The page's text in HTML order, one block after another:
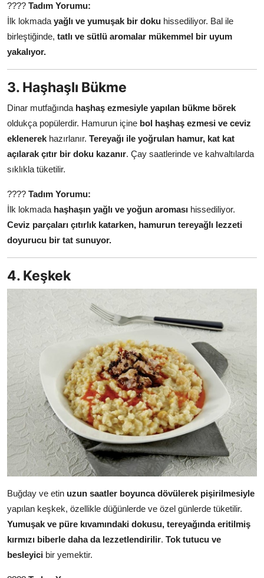
???? Tadım Yorumu:
İlk lokmada yağlı ve yumuşak bir doku hissediliyor. Bal ile
birleştiğinde, tatlı ve sütlü aromalar mükemmel bir uyum
yakalıyor.
3. Haşhaşlı Bükme
Dinar mutfağında haşhaş ezmesiyle yapılan bükme börek
oldukça popülerdir. Hamurun içine bol haşhaş ezmesi ve ceviz
eklenerek hazırlanır. Tereyağı ile yoğrulan hamur, kat kat
açılarak çıtır bir doku kazanır. Çay saatlerinde ve kahvaltılarda
sıklıkla tüketilir.
???? Tadım Yorumu:
İlk lokmada haşhaşın yağlı ve yoğun aroması hissediliyor.
Ceviz parçaları çıtırlık katarken, hamurun tereyağlı lezzeti
doyurucu bir tat sunuyor.
4. Keşkek
Buğday ve etin uzun saatler boyunca dövülerek pişirilmesiyle
yapılan keşkek, özellikle düğünlerde ve özel günlerde tüketilir.
Yumuşak ve püre kıvamındaki dokusu, tereyağında eritilmiş
kırmızı biberle daha da lezzetlendirilir. Tok tutucu ve
besleyici bir yemektir.